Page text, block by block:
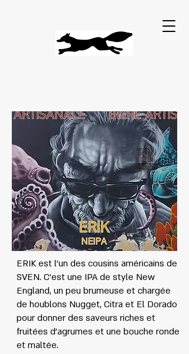
ERIK est l'un des cousins américains de
SVEN. C'est une IPA de style New
England, un peu brumeuse et chargée
de houblons Nugget, Citra et El Dorado
pour donner des saveurs riches et
fruitées d'agrumes et une bouche ronde
et maltée.